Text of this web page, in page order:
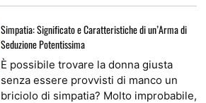
Simpatia: Significato e Caratteristiche di un’Arma di
Seduzione Potentissima
È possibile trovare la donna giusta
senza essere provvisti di manco un
briciolo di simpatia? Molto improbabile,